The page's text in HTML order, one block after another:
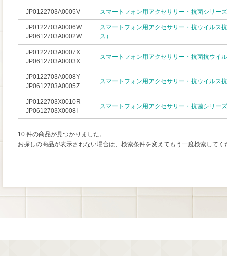
JP0122703A0005V スマートフォン用アクセサリー・抗菌シリー
JP0122703A0006W
JP0612703A0002W
スマートフォン用アクセサリー・抗ウイルス
ス）
JP0122703A0007X
JP0612703A0003X
スマートフォン用アクセサリー・抗菌抗ウイ
JP0122703A0008Y
JP0612703A0005Z
スマートフォン用アクセサリー・抗ウイルス
JP0122703X0010R
JP0612703X0008I
スマートフォン用アクセサリー・抗菌シリー
10 件の商品が見つかりました。
お探しの商品が表示されない場合は、検索条件を変えてもう一度検索してく